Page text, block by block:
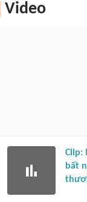
Video
Clip:
bất